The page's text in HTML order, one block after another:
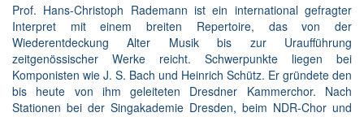
Prof. Hans-Christoph Rademann ist ein international gefragter
Interpret mit einem breiten Repertoire, das von der
Wiederentdeckung Alter Musik bis zur Uraufführung
zeitgenössischer Werke reicht. Schwerpunkte liegen bei
Komponisten wie J. S. Bach und Heinrich Schütz. Er gründete den
bis heute von ihm geleiteten Dresdner Kammerchor. Nach
Stationen bei der Singakademie Dresden, beim NDR-Chor und